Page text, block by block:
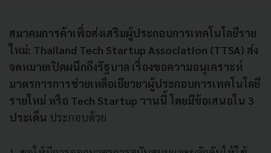
สมาคมการค้าเพื่อส่งเสริมผู้ประกอบการเทคโนโลยีราย
ใหม่: Thailand Tech Startup Association (TTSA) ส่ง
จดหมายเปิดผนึกถึงรัฐบาล เรื่องขอความอนุเคราะห์
มาตรการการช่วยเหลือเยียวยาผู้ประกอบการเทคโนโลยี
รายใหม่ หรือ Tech Startup วานนี้ โดยมีข้อเสนอใน 3
ประเด็น ประกอบด้วย